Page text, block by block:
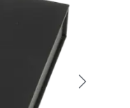
Suivant